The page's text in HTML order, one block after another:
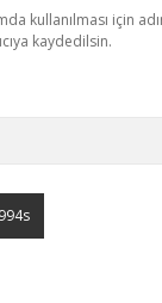
kullanılması için
kaydedilsin.